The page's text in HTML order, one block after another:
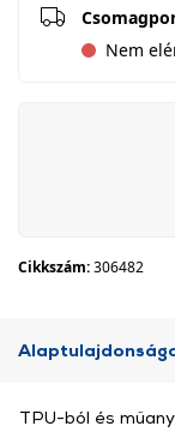
Nem
Cikkszám:306482
TPU-ból és